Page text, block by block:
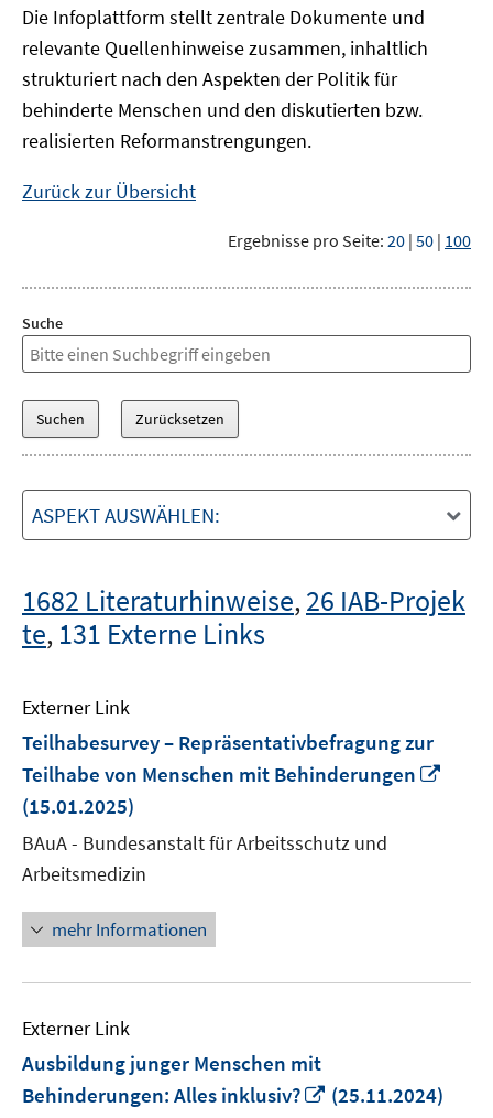
Die Infoplattform stellt zentrale Dokumente und
relevante Quellenhinweise zusammen, inhaltlich
strukturiert nach den Aspekten der Politik für
behinderte Menschen und den diskutierten bzw.
realisierten Reformanstrengungen.
Zurück zur Übersicht
Ergebnisse pro Seite: 20 | 50 | 100
Suche
ASPEKT AUSWÄHLEN:
1682 Literaturhinweise,26 IAB-Projek
te, 131 Externe Links
Externer Link
Teilhabesurvey – Repräsentativbefragung zur
Teilhabe von Menschen mit Behinderungen
(15.01.2025)
BAuA - Bundesanstalt für Arbeitsschutz und
Arbeitsmedizin
mehr Informationen
Externer Link
Ausbildung junger Menschen mit
Behinderungen: Alles inklusiv?
In
(25.11.2024)